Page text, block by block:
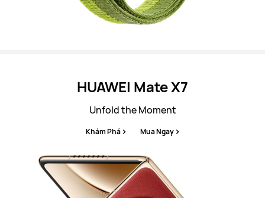
HUAWEI Mate X7
Unfold the Moment
Khám Phá Mua Ngay